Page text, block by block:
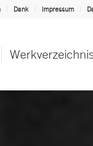
Dank Impressum
Werkverzeichnis